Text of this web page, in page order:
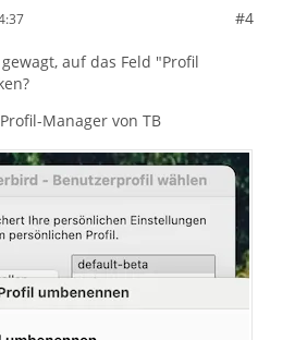
#4
auf das Feld "Profil
Manager von TB